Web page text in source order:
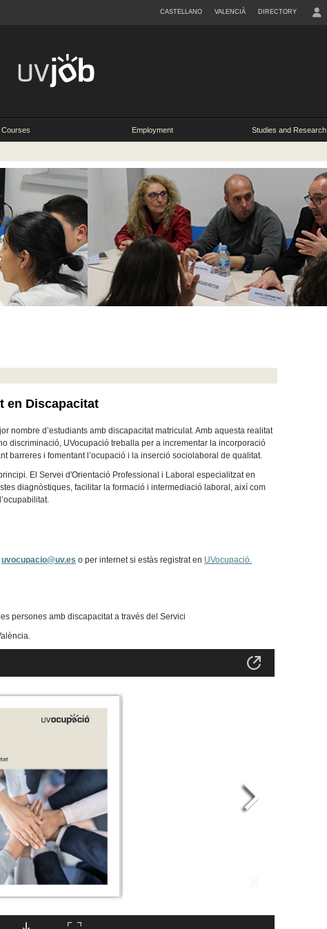
CASTELLANO VALENCIÀ DIRECTORY
Courses Employment Studies and Research
en Discapacitat
nombre d’estudiants amb discapacitat matriculat. Amb aquesta realitat
discriminació, UVocupació treballa per a incrementar la incorporació
barreres i fomentant l’ocupació i la inserció sociolaboral de qualitat.
El Servei d'Orientació Professional i Laboral especialitzat en
diagnòstiques, facilitar la formació i intermediació laboral, així com
uvocupacio@uv.es o per internet si estàs registrat en UVocupació.
persones amb discapacitat a través del Servici